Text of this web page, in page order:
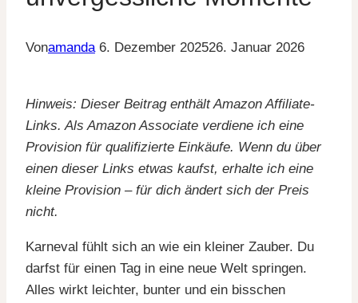
Vonamanda 6. Dezember 202526. Januar 2026
Hinweis: Dieser Beitrag enthält Amazon Affiliate-
Links. Als Amazon Associate verdiene ich eine
Provision für qualifizierte Einkäufe. Wenn du über
einen dieser Links etwas kaufst, erhalte ich eine
kleine Provision – für dich ändert sich der Preis
nicht.
Karneval fühlt sich an wie ein kleiner Zauber. Du
darfst für einen Tag in eine neue Welt springen.
Alles wirkt leichter, bunter und ein bisschen